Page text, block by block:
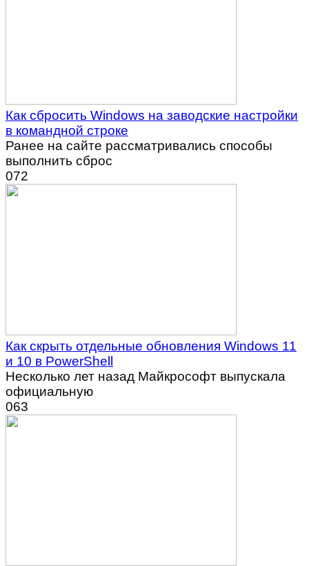
Как сбросить Windows на заводские настройки
в командной строке
Ранее на сайте рассматривались способы
выполнить сброс
072
Как скрыть отдельные обновления Windows 11
и 10 в PowerShell
Несколько лет назад Майкрософт выпускала
официальную
063